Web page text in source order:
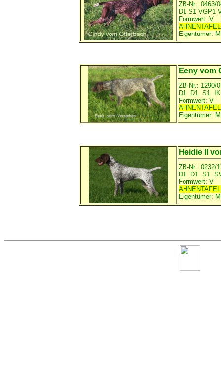
ZB-Nr.: 0463/
D1 S1 VGP1
Formwert: V
AHNENTAFEL
Eigentümer:
Eeny vom
ZB-Nr.: 1290/
D1 D1
Formwert: V
AHNENTAFEL
Eigentümer:
Heidie II
ZB-Nr.: 0232/
D1 D1 S1
Formwert: V
AHNENTAFEL
Eigentümer: